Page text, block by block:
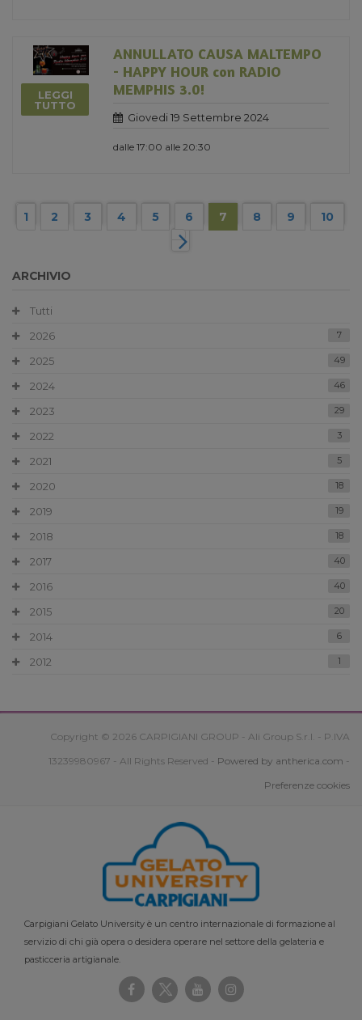
LEGGI
TUTTO
ANNULLATO CAUSA MALTEMPO
- HAPPY HOUR con RADIO
MEMPHIS 3.0!
Giovedi 19 Settembre 2024
dalle 17:00 alle 20:30
1 2 3 4 5 6 7 8 9 10
ARCHIVIO
Tutti
2026
7
2025 49
2024 46
2023 29
2022 3
2021 5
2020 18
2019 19
2018 18
2017 40
2016 40
2015 20
2014 6
2012 1
Copyright © 2026 CARPIGIANI GROUP - Ali Group S.r.l. - P.IVA
13239980967 - All Rights Reserved - Powered by antherica.com -
Preferenze cookies
Carpigiani Gelato University è un centro internazionale di formazione al
servizio di chi già opera o desidera operare nel settore della gelateria e
pasticceria artigianale.